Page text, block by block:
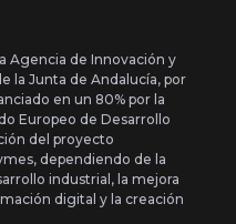
Agencia de Innovación y
la Junta de Andalucía, por
en un 80% por la
Europeo de Desarrollo
del proyecto
dependiendo de la
industrial, la mejora
digital y la creación